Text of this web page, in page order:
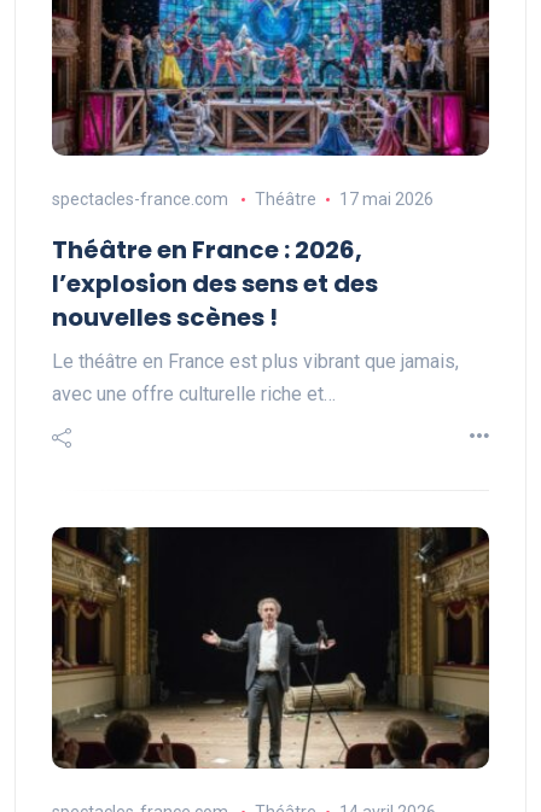
spectacles-france.com Théâtre 17 mai 2026
Théâtre en France : 2026,
l’explosion des sens et des
nouvelles scènes !
Le théâtre en France est plus vibrant que jamais,
avec une offre culturelle riche et…